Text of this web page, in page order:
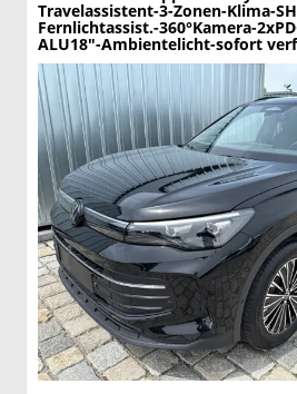
Travelassistent-3-Zonen-Klima-
Fernlichtassist.-360°Kamera-
ALU18"-Ambientelicht-sofort